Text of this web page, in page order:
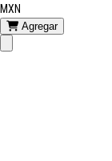
MXN
Agregar